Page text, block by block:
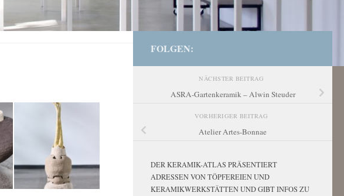
FOLGEN:
NÄCHSTER BEITRAG
ASRA-Gartenkeramik – Alwin Steuder
VORHERIGER BEITRAG
Atelier Artes-Bonnae
DER KERAMIK-ATLAS PRÄSENTIERT
ADRESSEN VON TÖPFEREIEN UND
KERAMIKWERKSTÄTTEN UND GIBT INFOS ZU